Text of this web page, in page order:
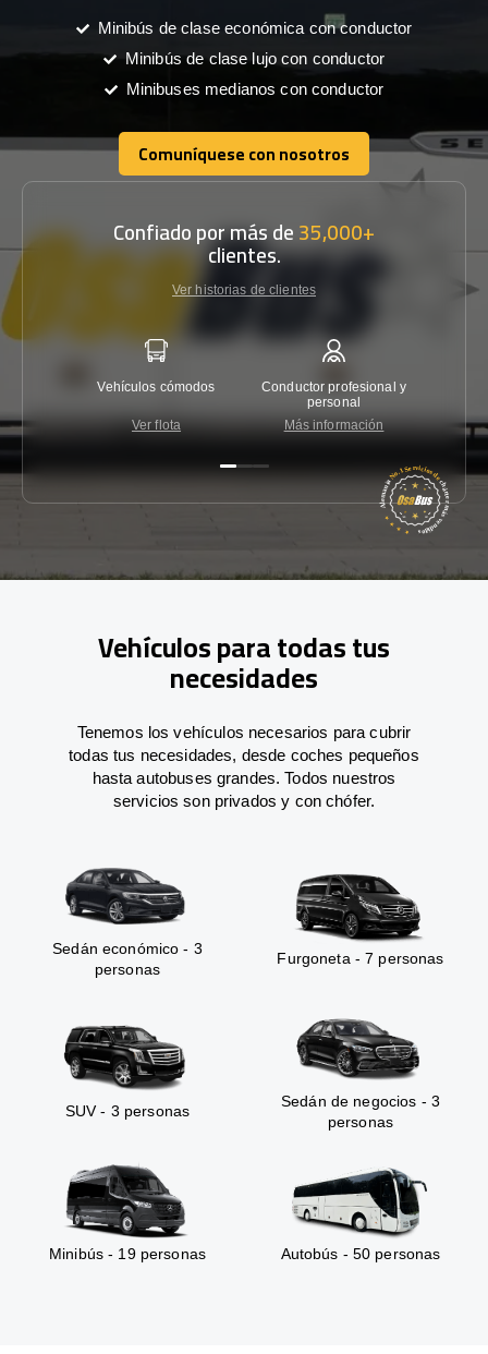
Minibús de clase económica con conductor
Minibús de clase lujo con conductor
Minibuses medianos con conductor
Comuníquese con nosotros
Comuníquese con nosotros
Confiado por más de35,000+
clientes.
Ver historias de clientes
Vehículos cómodos
Ver flota
Conductor profesional y
personal
Más información
Vehículos para todas tus
necesidades
Tenemos los vehículos necesarios para cubrir
todas tus necesidades, desde coches pequeños
hasta autobuses grandes. Todos nuestros
servicios son privados y con chófer.
Sedán económico - 3
personas
Furgoneta - 7 personas
SUV - 3 personas
Sedán de negocios - 3
personas
Minibús - 19 personas Autobús - 50 personas